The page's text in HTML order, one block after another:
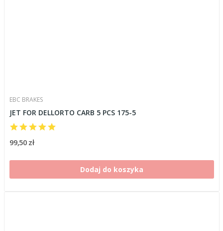
EBC BRAKES
JET FOR DELLORTO CARB 5 PCS 175-5
99,50 zł
Dodaj do koszyka